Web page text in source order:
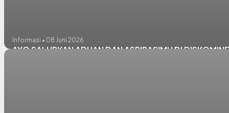
Informasi • 08 Juni 2026
AYO SALURKAN ADUAN DAN ASPIRASIMU DI